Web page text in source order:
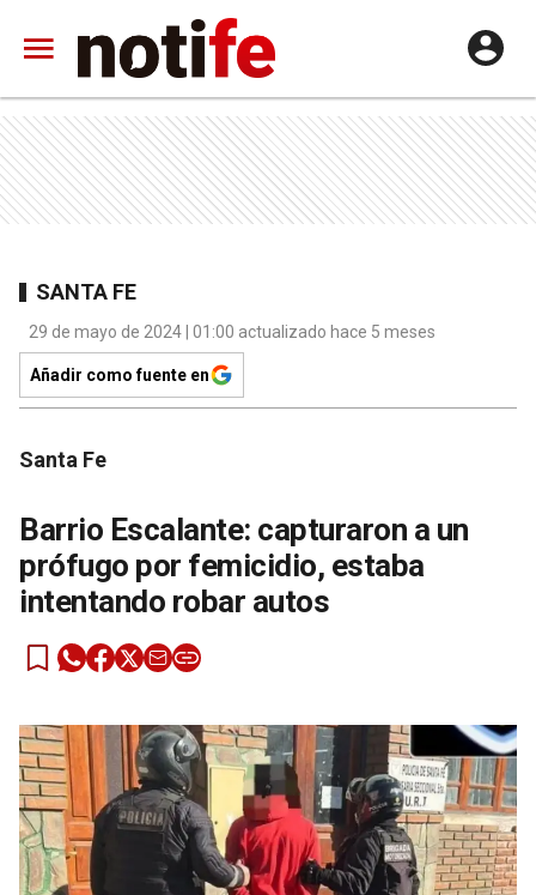
SANTA FE
29 de mayo de 2024 | 01:00 actualizado hace 5 meses
Añadir como fuente en
Santa Fe
Barrio Escalante: capturaron a un
prófugo por femicidio, estaba
intentando robar autos